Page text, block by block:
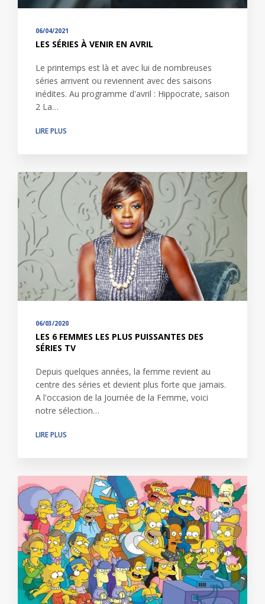
06/04/2021
LES SÉRIES À VENIR EN AVRIL
Le printemps est là et avec lui de nombreuses
séries arrivent ou reviennent avec des saisons
inédites. Au programme d'avril : Hippocrate, saison
2 La…
LIRE PLUS
06/03/2020
LES 6 FEMMES LES PLUS PUISSANTES DES
SÉRIES TV
Depuis quelques années, la femme revient au
centre des séries et devient plus forte que jamais.
A l'occasion de la Journée de la Femme, voici
notre sélection…
LIRE PLUS